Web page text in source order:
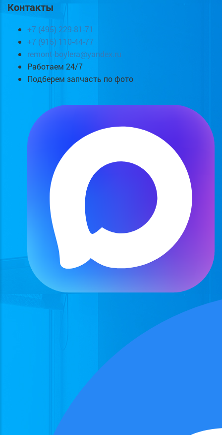
Контакты
+7 (495) 229-81-71
+7 (915) 110-44-77
remont-boylera@yandex.ru
Работаем 24/7
Подберем запчасть по фото